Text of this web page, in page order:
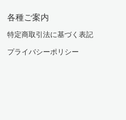
各種ご案内
特定商取引法に基づく表記
プライバシーポリシー